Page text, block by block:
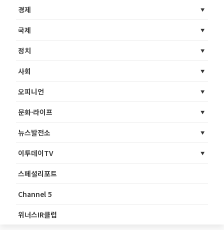
경제
국제
정치
사회
오피니언
문화·라이프
뉴스발전소
이투데이TV
스페셜리포트
Channel 5
위너스IR클럽